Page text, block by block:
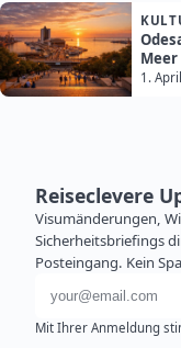
1.
Reiseclevere
Visumänderungen,
Sicherheitsbriefings
Posteingang. Kein
E-Mail-Adresse
Mit Ihrer Anmeldung